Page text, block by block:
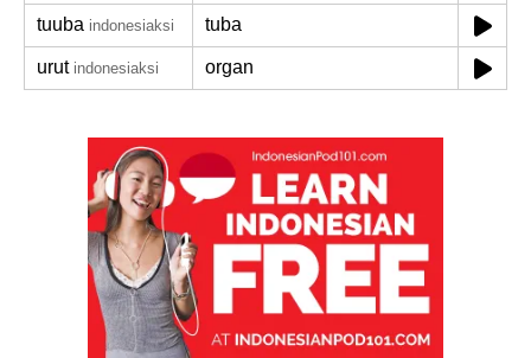
tuuba indonesiaksi tuba
urut indonesiaksi organ